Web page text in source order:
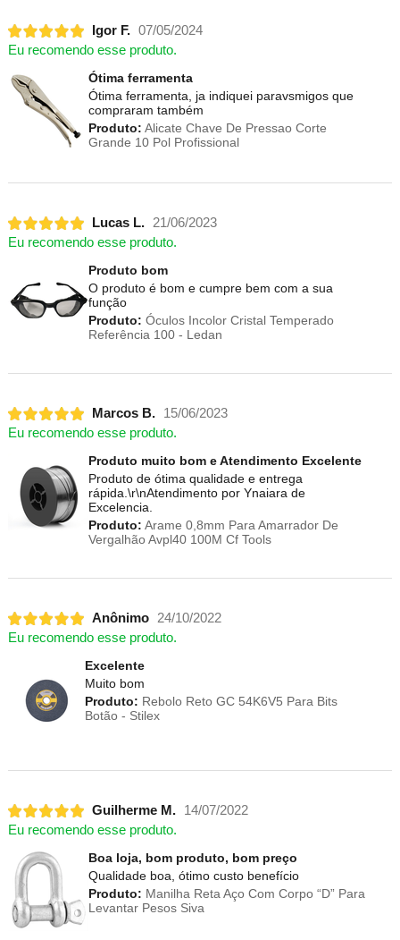
Igor F. 07/05/2024
Eu recomendo esse produto.
Ótima ferramenta
Ótima ferramenta, ja indiquei paravsmigos que
compraram também
Produto: Alicate Chave De Pressao Corte
Grande 10 Pol Profissional
Lucas L. 21/06/2023
Eu recomendo esse produto.
Produto bom
O produto é bom e cumpre bem com a sua
função
Produto: Óculos Incolor Cristal Temperado
Referência 100 - Ledan
Marcos B.
15/06/2023
Eu recomendo esse produto.
Produto muito bom e Atendimento Excelente
Produto de ótima qualidade e entrega
rápida.\r\nAtendimento por Ynaiara de
Excelencia.
Produto: Arame 0,8mm Para Amarrador De
Vergalhão Avpl40 100M Cf Tools
Anônimo 24/10/2022
Eu recomendo esse produto.
Excelente
Muito bom
Produto: Rebolo Reto GC 54K6V5 Para Bits
Botão - Stilex
Guilherme M.
14/07/2022
Eu recomendo esse produto.
Boa loja, bom produto, bom preço
Qualidade boa, ótimo custo benefício
Produto: Manilha Reta Aço Com Corpo “D” Para
Levantar Pesos Siva